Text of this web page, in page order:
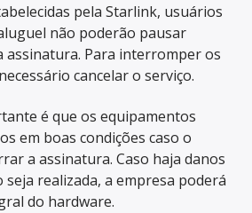
pela Starlink, usuários
não poderão pausar
assinatura. Para interromper os
cancelar o serviço.
é que os equipamentos
em boas condições caso o
a assinatura. Caso haja danos
seja realizada, a empresa poderá
do hardware.